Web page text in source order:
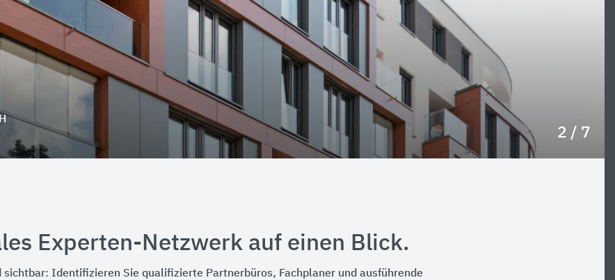
2 / 7
Experten-Netzwerk auf einen Blick.
sichtbar: Identifizieren Sie qualifizierte Partnerbüros, Fachplaner und ausführende